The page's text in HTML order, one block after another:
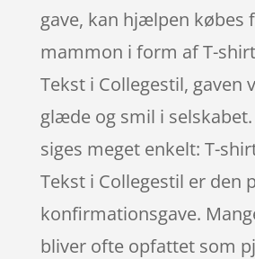
gave, kan hjælpen købes
mammon i form af T-
Tekst i Collegestil, gaven
glæde og smil i
siges meget enkelt: T-
Tekst i Collegestil er den
konfirmationsgave.
bliver ofte opfattet som